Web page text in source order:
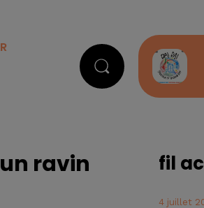
ravin fil
4 juillet